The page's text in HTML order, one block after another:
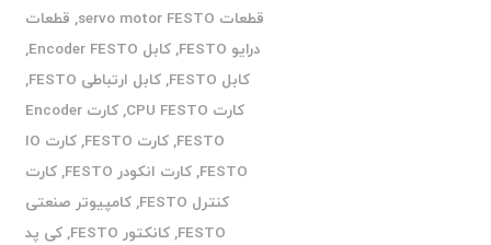
قطعات servo motor FESTO
, قطعات
درایو FESTO
,کابل Encoder FESTO
,
کابل FESTO
,کابل ارتباطی FESTO
,
کارت CPU FESTO
,
کارت Encoder
FESTO
,کارت FESTO ,
کارت IO
FESTO
,کارت انکودر FESTO ,کارت
کنترل FESTO
,کامپیوتر صنعتی
FESTO
,کانکتور FESTO ,کی پد